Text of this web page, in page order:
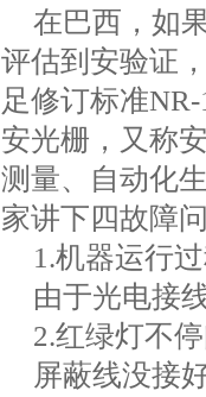
在巴西，如
评估到安验证
足修订标准NR-
安光栅，又称
测量、自动化
家讲下四故障
1.机器运行
由于光电接
2.红绿灯不
屏蔽线没接